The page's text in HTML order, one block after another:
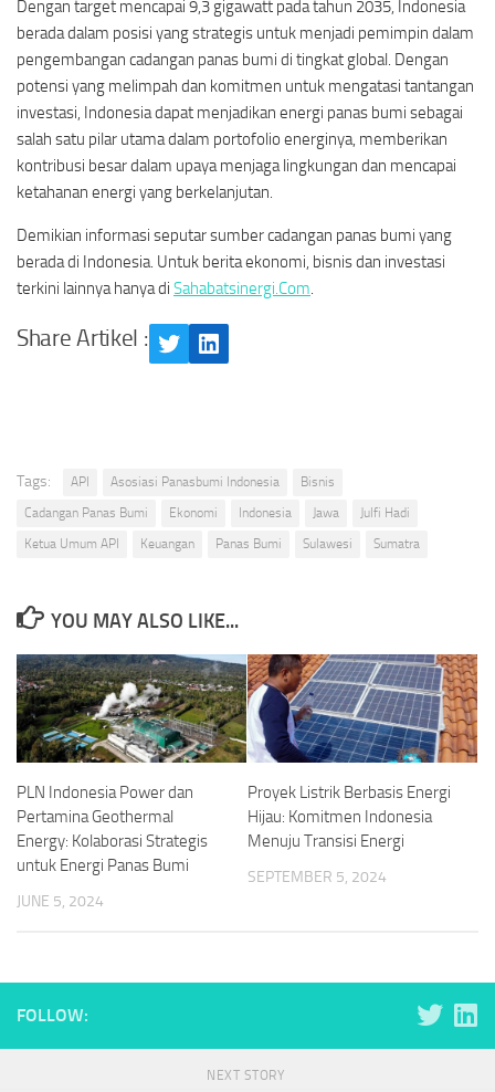
Dengan target mencapai 9,3 gigawatt pada tahun 2035, Indonesia
berada dalam posisi yang strategis untuk menjadi pemimpin dalam
pengembangan cadangan panas bumi di tingkat global. Dengan
potensi yang melimpah dan komitmen untuk mengatasi tantangan
investasi, Indonesia dapat menjadikan energi panas bumi sebagai
salah satu pilar utama dalam portofolio energinya, memberikan
kontribusi besar dalam upaya menjaga lingkungan dan mencapai
ketahanan energi yang berkelanjutan.
Demikian informasi seputar sumber cadangan panas bumi yang
berada di Indonesia. Untuk berita ekonomi, bisnis dan investasi
terkini lainnya hanya di Sahabatsinergi.Com.
Share Artikel :
TwitterLinkedIn
Tags: API Asosiasi Panasbumi Indonesia
Bisnis
Cadangan Panas Bumi
Ekonomi Indonesia Jawa
Julfi Hadi
Ketua Umum API
Keuangan Panas Bumi Sulawesi Sumatra
YOU MAY ALSO LIKE...
PLN Indonesia Power dan
Pertamina Geothermal
Energy: Kolaborasi Strategis
untuk Energi Panas Bumi
JUNE 5, 2024
Proyek Listrik Berbasis Energi
Hijau: Komitmen Indonesia
Menuju Transisi Energi
SEPTEMBER 5, 2024
FOLLOW:
NEXT STORY